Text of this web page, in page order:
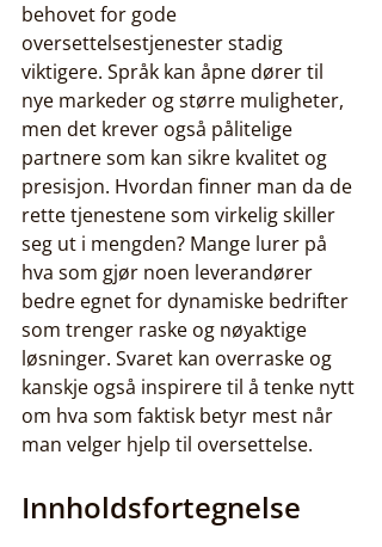
behovet for gode
oversettelsestjenester stadig
viktigere. Språk kan åpne dører til
nye markeder og større muligheter,
men det krever også pålitelige
partnere som kan sikre kvalitet og
presisjon. Hvordan finner man da de
rette tjenestene som virkelig skiller
seg ut i mengden? Mange lurer på
hva som gjør noen leverandører
bedre egnet for dynamiske bedrifter
som trenger raske og nøyaktige
løsninger. Svaret kan overraske og
kanskje også inspirere til å tenke nytt
om hva som faktisk betyr mest når
man velger hjelp til oversettelse.
Innholdsfortegnelse